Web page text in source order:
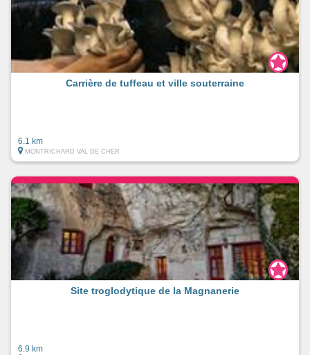
Carrière de tuffeau et ville souterraine
6.1 km
MONTRICHARD VAL DE CHER
Site troglodytique de la Magnanerie
6.9 km